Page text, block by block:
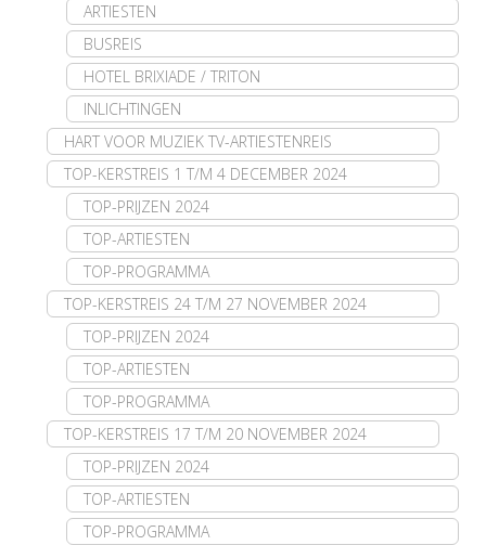
ARTIESTEN
BUSREIS
HOTEL BRIXIADE / TRITON
INLICHTINGEN
HART VOOR MUZIEK TV-ARTIESTENREIS
TOP-KERSTREIS 1 T/M 4 DECEMBER 2024
TOP-PRIJZEN 2024
TOP-ARTIESTEN
TOP-PROGRAMMA
TOP-KERSTREIS 24 T/M 27 NOVEMBER 2024
TOP-PRIJZEN 2024
TOP-ARTIESTEN
TOP-PROGRAMMA
TOP-KERSTREIS 17 T/M 20 NOVEMBER 2024
TOP-PRIJZEN 2024
TOP-ARTIESTEN
TOP-PROGRAMMA